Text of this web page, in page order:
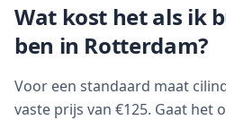
Wat kost het als ik
ben in Rotterdam?
Voor een standaard maat
vaste prijs van €125. Gaat het